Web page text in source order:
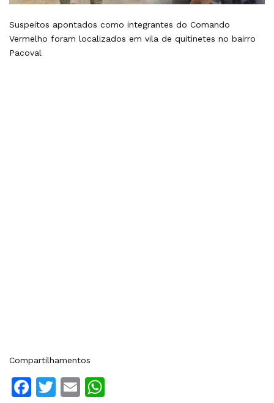
Suspeitos apontados como integrantes do Comando
Vermelho foram localizados em vila de quitinetes no bairro
Pacoval
Compartilhamentos
Facebook
Twitter
Email